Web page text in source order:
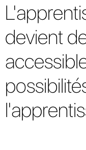
devient